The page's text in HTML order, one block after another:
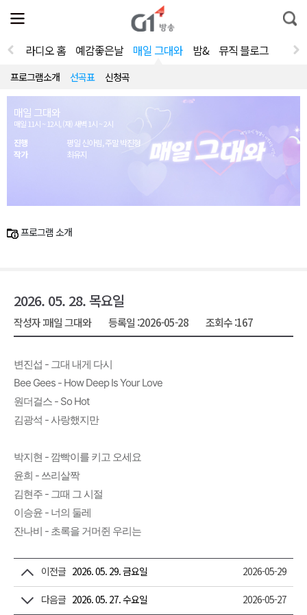
전
체
뉴
열
통
합
라디오 홈 예감좋은날 매일 그대와 밤& 뮤직 블로그
프로그램소개 선곡표 신청곡
매일 그대와
매일 11시 ~ 12시, (재) 새벽 1시 ~ 2시
진행
평일 신아림, 주말 박진형
작가
최유지
프로그램 소개
2026. 05. 28. 목요일
작성자 :매일 그대와 등록일 :2026-05-28 조회수 :167
변진섭 - 그대 내게 다시
Bee Gees - How Deep Is Your Love
원더걸스 - So Hot
김광석 - 사랑했지만
박지현 - 깜빡이를 키고 오세요
윤희 - 쓰리살짝
김현주 - 그때 그 시절
이승윤 - 너의 둘레
잔나비 - 초록을 거머쥔 우리는
이전글 2026. 05. 29. 금요일 2026-05-29
다음글 2026. 05. 27. 수요일 2026-05-27